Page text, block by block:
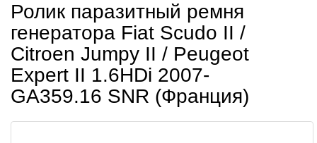
Ролик паразитный ремня
генератора Fiat Scudo II /
Citroen Jumpy II / Peugeot
Expert II 1.6HDi 2007-
GA359.16 SNR (Франция)